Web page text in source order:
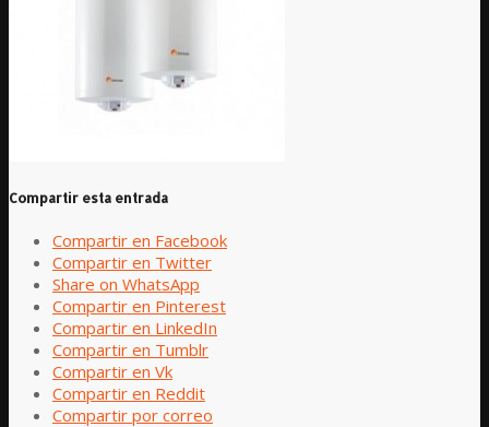
Compartir esta entrada
Compartir en Facebook
Compartir en Twitter
Share on WhatsApp
Compartir en Pinterest
Compartir en LinkedIn
Compartir en Tumblr
Compartir en Vk
Compartir en Reddit
Compartir por correo